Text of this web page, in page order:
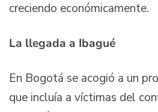
creciendo económicamente.
La llegada a Ibagué
En Bogotá se acogió a un
que incluía a víctimas del